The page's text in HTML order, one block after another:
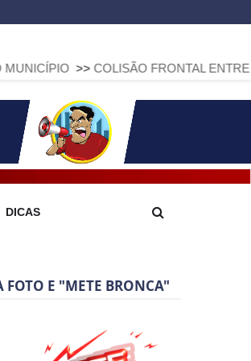
>> COLISÃO FRONTAL ENTRE DUAS FIAT
DICAS
FOTO E "METE BRONCA"